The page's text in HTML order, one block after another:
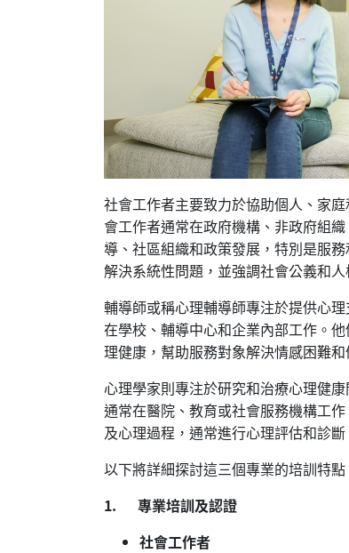
社會工作者主要致力於協助個人、家
會工作者通常在政府機構、非政府組
導、社區組織和政策發展，特別是服
解決系統性問題，並強調社會公義和人
輔導師或稱心理輔導師專注於提供心
在學校、輔導中心和企業內部工作。
理健康，幫助服務對象解決情感困難
心理學家則專注於研究和治療心理健
通常在醫院、教育或社會服務機構工
及心理過程，通常進行心理評估和診
以下將詳細探討這三個專業的培訓特
1. 專業培訓及認證
社會工作者